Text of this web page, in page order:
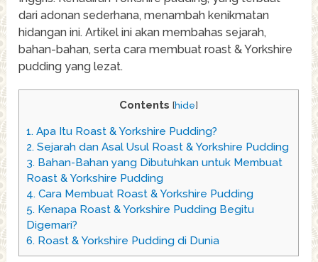
dari adonan sederhana, menambah kenikmatan
hidangan ini. Artikel ini akan membahas sejarah,
bahan-bahan, serta cara membuat roast & Yorkshire
pudding yang lezat.
Contents [hide]
1. Apa Itu Roast & Yorkshire Pudding?
2. Sejarah dan Asal Usul Roast & Yorkshire Pudding
3. Bahan-Bahan yang Dibutuhkan untuk Membuat
Roast & Yorkshire Pudding
4. Cara Membuat Roast & Yorkshire Pudding
5. Kenapa Roast & Yorkshire Pudding Begitu
Digemari?
6. Roast & Yorkshire Pudding di Dunia